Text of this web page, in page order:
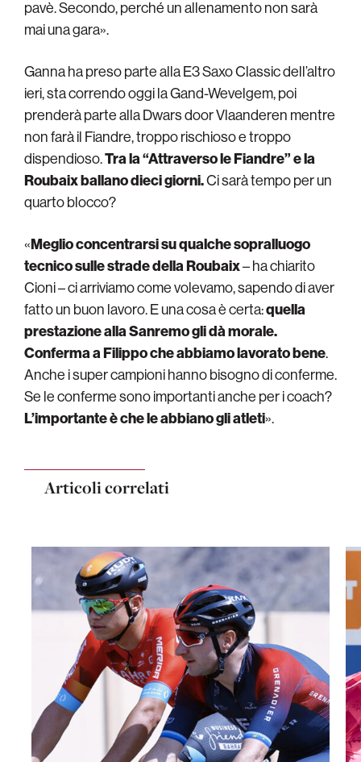
pavè. Secondo, perché un allenamento non sarà
mai una gara».
Ganna ha preso parte alla E3 Saxo Classic dell’altro
ieri, sta correndo oggi la Gand-Wevelgem, poi
prenderà parte alla Dwars door Vlaanderen mentre
non farà il Fiandre, troppo rischioso e troppo
dispendioso.Tra la “Attraverso le Fiandre” e la
Roubaix ballano dieci giorni.Ci sarà tempo per un
quarto blocco?
«Meglio concentrarsi su qualche sopralluogo
tecnico sulle strade della Roubaix– ha chiarito
Cioni – ci arriviamo come volevamo, sapendo di aver
fatto un buon lavoro. Euna cosa è certa:quella
prestazione alla Sanremo gli dà morale.
Conferma a Filippo che abbiamo lavorato bene.
Anche i super campioni hanno bisogno di conferme.
Se le conferme sono importanti anche per i coach?
L’importante è che le abbiano gli atleti».
Articoli correlati